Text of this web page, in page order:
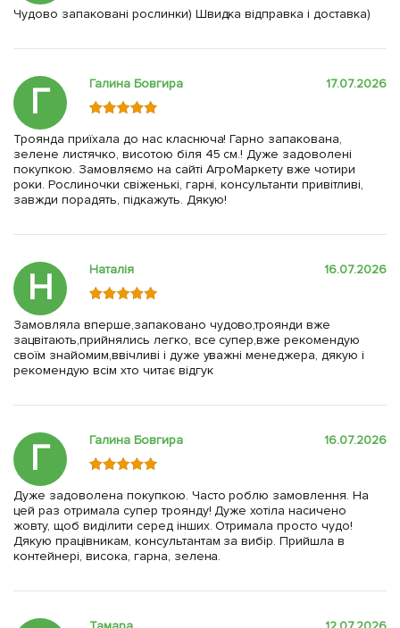
Чудово запаковані рослинки) Швидка відправка і доставка)
Г Галина Бовгира 17.07.2026
Троянда приїхала до нас класнюча! Гарно запакована,
зелене листячко, висотою біля 45 см.! Дуже задоволені
покупкою. Замовляємо на сайті АгроМаркету вже чотири
роки. Рослиночки свіженькі, гарні, консультанти привітливі,
завжди порадять, підкажуть. Дякую!
Н Наталія 16.07.2026
Замовляла вперше,запаковано чудово,троянди вже
зацвітають,прийнялись легко, все супер,вже рекомендую
своїм знайомим,ввічливі і дуже уважні менеджера, дякую і
рекомендую всім хто читає відгук
Г Галина Бовгира 16.07.2026
Дуже задоволена покупкою. Часто роблю замовлення. На
цей раз отримала супер троянду! Дуже хотіла насичено
жовту, щоб виділити серед інших. Отримала просто чудо!
Дякую працівникам, консультантам за вибір. Прийшла в
контейнері, висока, гарна, зелена.